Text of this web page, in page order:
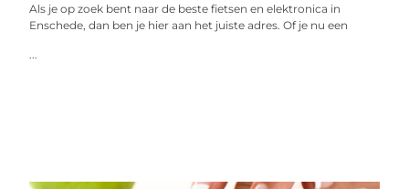
Als je op zoek bent naar de beste fietsen en elektronica in
Enschede, dan ben je hier aan het juiste adres. Of je nu een
...